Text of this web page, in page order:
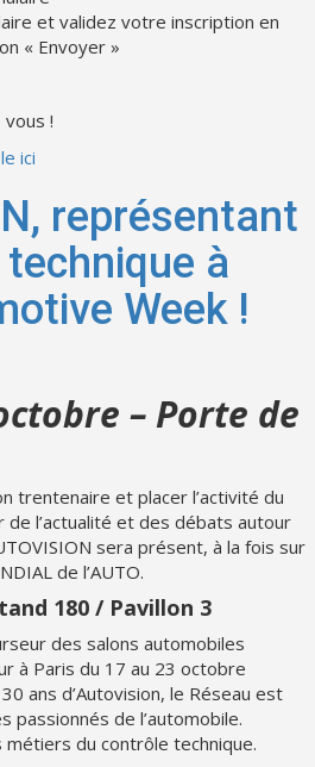
et validez votre inscription en
« Envoyer »
vous !
ici
représentant
à
Week !
– Porte de
trentenaire et placer l’activité du
l’actualité et des débats autour
sera présent, à la fois sur
de l’AUTO.
180 / Pavillon 3
des salons automobiles
à Paris du 17 au 23 octobre
ans d’Autovision, le Réseau est
de l’automobile.
métiers du contrôle technique.